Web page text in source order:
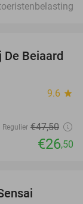
44%
Beiaard
9.6 star
Regulier €47,50
€26,50